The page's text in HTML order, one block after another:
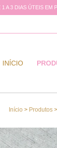
A 3 DIAS ÚTEIS
INÍCIO
Início > Produtos >